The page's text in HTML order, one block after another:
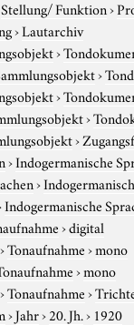
Stellung/ Funktion›
›Lautarchiv
›
›
›
›
›
›Indogermanische
›
Indogermanische
›digital
›Tonaufnahme›mono
›mono
›Tonaufnahme›
›Jahr›20. Jh.› 1920